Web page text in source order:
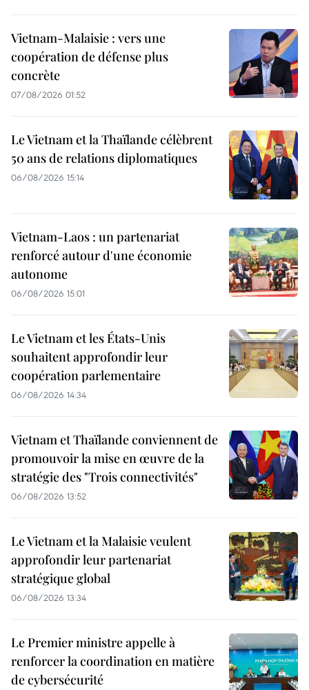
Vietnam-Malaisie : vers une
coopération de défense plus
concrète
07/08/2026 01:52
Le Vietnam et la Thaïlande célèbrent
50 ans de relations diplomatiques
06/08/2026 15:14
Vietnam-Laos : un partenariat
renforcé autour d'une économie
autonome
06/08/2026 15:01
Le Vietnam et les États-Unis
souhaitent approfondir leur
coopération parlementaire
06/08/2026 14:34
Vietnam et Thaïlande conviennent de
promouvoir la mise en œuvre de la
stratégie des "Trois connectivités"
06/08/2026 13:52
Le Vietnam et la Malaisie veulent
approfondir leur partenariat
stratégique global
06/08/2026 13:34
Le Premier ministre appelle à
renforcer la coordination en matière
de cybersécurité